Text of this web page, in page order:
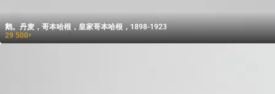
鹅。丹麦，哥本哈根，皇家哥本哈根，1898-1923
29 500₽